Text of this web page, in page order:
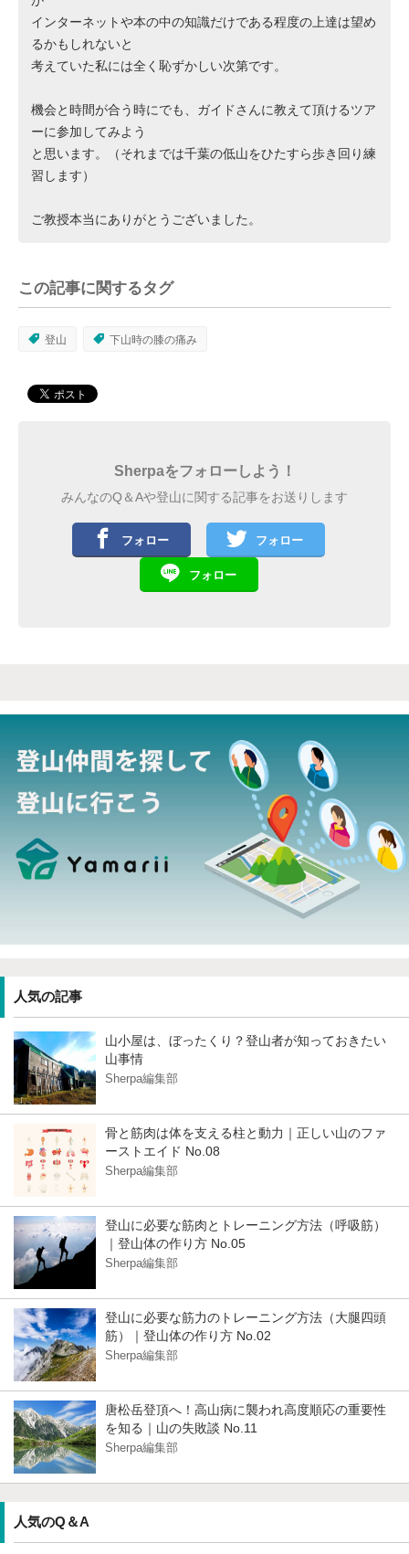
インターネットや本の中の知識だけである程度の上達は望め
るかもしれないと
考えていた私には全く恥ずかしい次第です。
機会と時間が合う時にでも、ガイドさんに教えて頂けるツア
ーに参加してみよう
と思います。（それまでは千葉の低山をひたすら歩き回り練
習します）
ご教授本当にありがとうございました。
この記事に関するタグ
登山 下山時の膝の痛み
Sherpaをフォローしよう！
みんなのQ＆Aや登山に関する記事をお送りします
フォロー フォロー
フォロー
人気の記事
山小屋は、ぼったくり？登山者が知っておきたい
山事情
Sherpa編集部
骨と筋肉は体を支える柱と動力｜正しい山のファ
ーストエイド No.08
Sherpa編集部
登山に必要な筋肉とトレーニング方法（呼吸筋）
｜登山体の作り方 No.05
Sherpa編集部
登山に必要な筋力のトレーニング方法（大腿四頭
筋）｜登山体の作り方 No.02
Sherpa編集部
唐松岳登頂へ！高山病に襲われ高度順応の重要性
を知る｜山の失敗談 No.11
Sherpa編集部
人気のQ＆A